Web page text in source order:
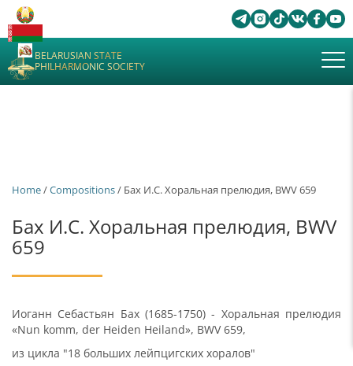
BELARUSIAN STATE
PHILHARMONIC SOCIETY
Home/Сompositions/ Бах И.С. Хоральная прелюдия, BWV 659
Бах И.С. Хоральная прелюдия, BWV
659
Иоганн Себастьян Бах (1685-1750) - Хоральная прелюдия
«Nun komm, der Heiden Heiland», BWV 659,
из цикла "18 больших лейпцигских хоралов"